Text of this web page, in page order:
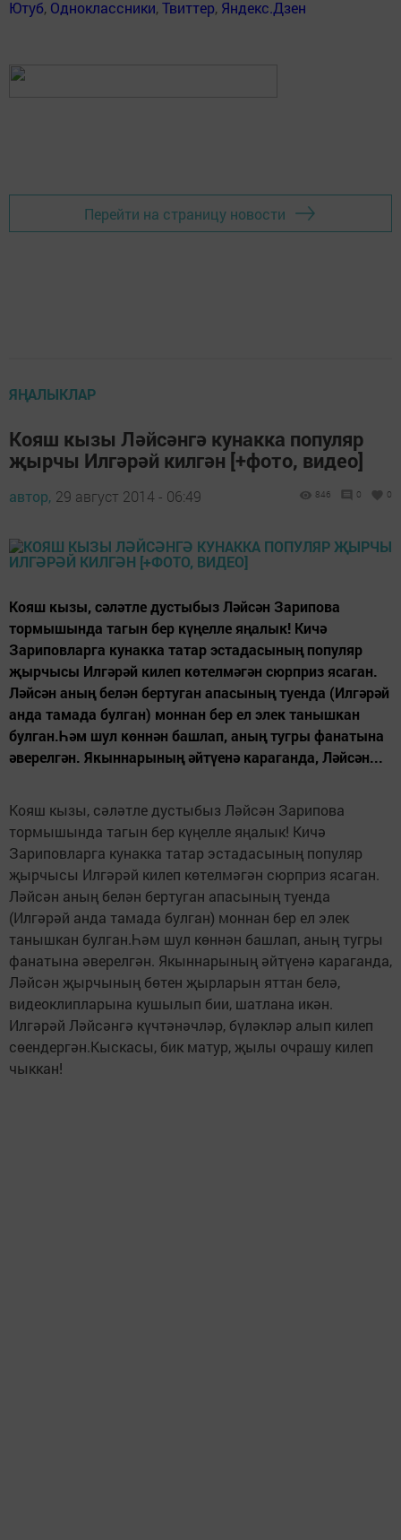
Ютуб, Одноклассники,Твиттер, Яндекс.Дзен
Перейти на страницу новости
ЯҢАЛЫКЛАР
Кояш кызы Ләйсәнгә кунакка популяр
җырчы Илгәрәй килгән [+фото, видео]
автор, 29 август 2014 - 06:49 846 0 0
Кояш кызы, сәләтле дустыбыз Ләйсән Зарипова
тормышында тагын бер күңелле яңалык! Кичә
Зариповларга кунакка татар эстадасының популяр
җырчысы Илгәрәй килеп көтелмәгән сюрприз ясаган.
Ләйсән аның белән бертуган апасының туенда (Илгәрәй
анда тамада булган) моннан бер ел элек танышкан
булган.Һәм шул көннән башлап, аның тугры фанатына
әверелгән. Якыннарының әйтүенә караганда, Ләйсән...
Кояш кызы, сәләтле дустыбыз Ләйсән Зарипова
тормышында тагын бер күңелле яңалык! Кичә
Зариповларга кунакка татар эстадасының популяр
җырчысы Илгәрәй килеп көтелмәгән сюрприз ясаган.
Ләйсән аның белән бертуган апасының туенда
(Илгәрәй анда тамада булган) моннан бер ел элек
танышкан булган.Һәм шул көннән башлап, аның тугры
фанатына әверелгән. Якыннарының әйтүенә караганда,
Ләйсән җырчының бөтен җырларын яттан белә,
видеоклипларына кушылып бии, шатлана икән.
Илгәрәй Ләйсәнгә күчтәнәчләр, бүләкләр алып килеп
сөендергән.Кыскасы, бик матур, җылы очрашу килеп
чыккан!